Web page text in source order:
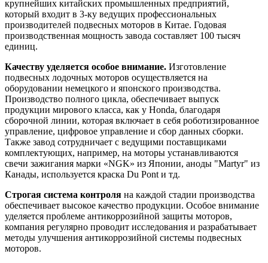
крупнейших китайских промышленных предприятий,
который входит в 3-ку ведущих профессиональных
производителей подвесных моторов в Китае. Годовая
производственная мощность завода составляет 100 тысяч
единиц.
Качеству уделяется особое внимание. Изготовление
подвесных лодочных моторов осуществляется на
оборудовании немецкого и японского производства.
Производство полного цикла, обеспечивает выпуск
продукции мирового класса, как у Honda, благодаря
сборочной линии, которая включает в себя роботизированное
управление, цифровое управление и сбор данных сборки.
Также завод сотрудничает с ведущими поставщиками
комплектующих, например, на моторы устанавливаются
свечи зажигания марки «NGK» из Японии, аноды "Martyr" из
Канады, используется краска Du Pont и тд.
Строгая система контроля на каждой стадии производства
обеспечивает высокое качество продукции. Особое внимание
уделяется проблеме антикоррозийной защиты моторов,
компания регулярно проводит исследования и разрабатывает
методы улучшения антикоррозийной системы подвесных
моторов.